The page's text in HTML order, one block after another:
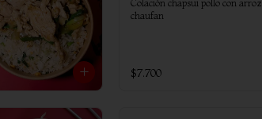
Colación chapsui pollo con arroz
chaufan
$7.700